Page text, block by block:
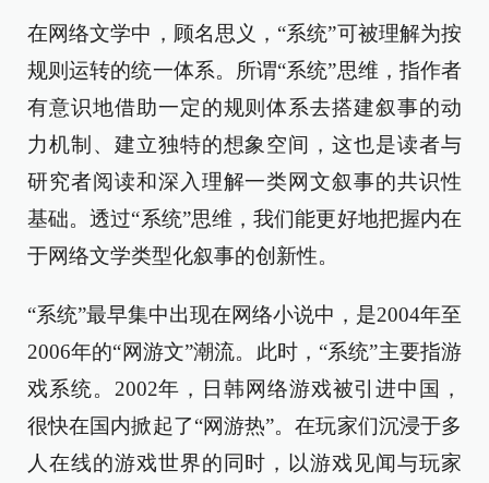
在网络文学中，顾名思义，“系统”可被理解为按
规则运转的统一体系。所谓“系统”思维，指作者
有意识地借助一定的规则体系去搭建叙事的动
力机制、建立独特的想象空间，这也是读者与
研究者阅读和深入理解一类网文叙事的共识性
基础。透过“系统”思维，我们能更好地把握内在
于网络文学类型化叙事的创新性。
“系统”最早集中出现在网络小说中，是2004年至
2006年的“网游文”潮流。此时，“系统”主要指游
戏系统。2002年，日韩网络游戏被引进中国，
很快在国内掀起了“网游热”。在玩家们沉浸于多
人在线的游戏世界的同时，以游戏见闻与玩家